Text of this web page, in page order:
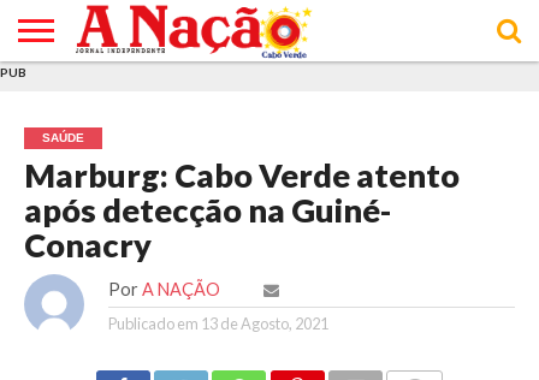
E DE
COOKIES
DE
UTILIZAÇÃO
PUB
SAÚDE
Marburg: Cabo Verde atento
após detecção na Guiné-
Conacry
Por A NAÇÃO
Publicado em 13 de Agosto, 2021